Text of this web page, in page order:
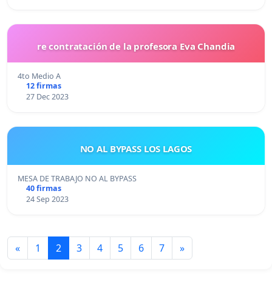
re contratación de la profesora Eva Chandia
4to Medio A
12 firmas
27 Dec 2023
NO AL BYPASS LOS LAGOS
MESA DE TRABAJO NO AL BYPASS
40 firmas
24 Sep 2023
« 1 2 3 4 5 6 7 »